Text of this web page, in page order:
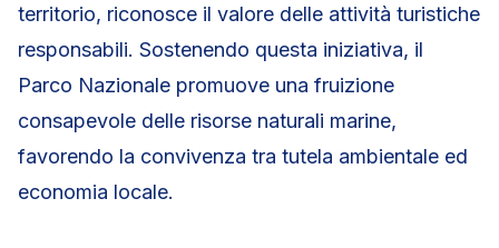
territorio, riconosce il valore delle attività turistiche
responsabili. Sostenendo questa iniziativa, il
Parco Nazionale promuove una fruizione
consapevole delle risorse naturali marine,
favorendo la convivenza tra tutela ambientale ed
economia locale.